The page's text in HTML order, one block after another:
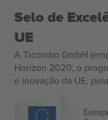
Selo de
UE
A Ticombo GmbH
Horizon 2020, o
e inovação da UE,